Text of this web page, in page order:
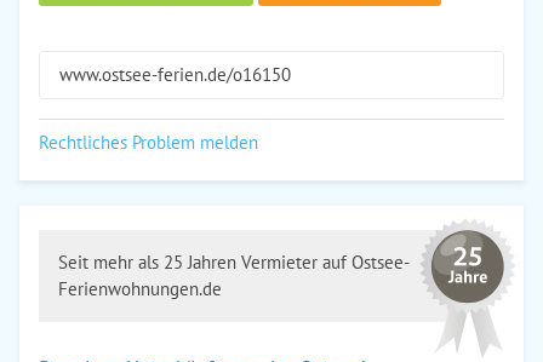
www.ostsee-ferien.de/o16150
Rechtliches Problem melden
Seit mehr als 25 Jahren Vermieter auf Ostsee-
Ferienwohnungen.de